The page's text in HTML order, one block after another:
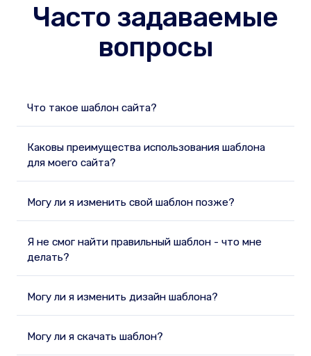
Часто задаваемые
вопросы
Что такое шаблон сайта?
Каковы преимущества использования шаблона
для моего сайта?
Могу ли я изменить свой шаблон позже?
Я не смог найти правильный шаблон - что мне
делать?
Могу ли я изменить дизайн шаблона?
Могу ли я скачать шаблон?